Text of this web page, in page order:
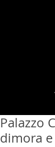
Palazzo
dimora